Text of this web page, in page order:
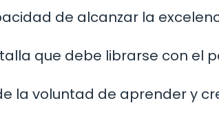
de alcanzar la
que debe librarse con el
la voluntad de aprender y